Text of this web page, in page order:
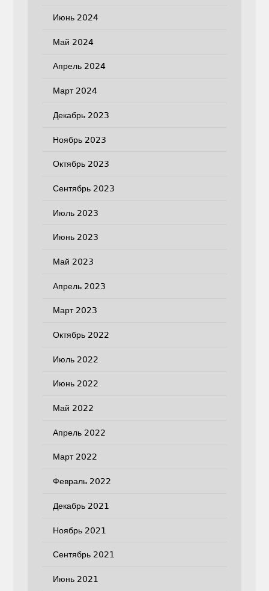
Июнь 2024
Май 2024
Апрель 2024
Март 2024
Декабрь 2023
Ноябрь 2023
Октябрь 2023
Сентябрь 2023
Июль 2023
Июнь 2023
Май 2023
Апрель 2023
Март 2023
Октябрь 2022
Июль 2022
Июнь 2022
Май 2022
Апрель 2022
Март 2022
Февраль 2022
Декабрь 2021
Ноябрь 2021
Сентябрь 2021
Июнь 2021